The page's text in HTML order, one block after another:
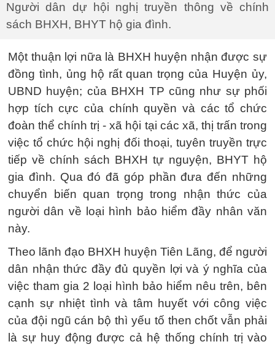
Người dân dự hội nghị truyền thông về chính
sách BHXH, BHYT hộ gia đình.
Một thuận lợi nữa là BHXH huyện nhận được sự
đồng tình, ủng hộ rất quan trọng của Huyện ủy,
UBND huyện; của BHXH TP cũng như sự phối
hợp tích cực của chính quyền và các tổ chức
đoàn thể chính trị - xã hội tại các xã, thị trấn trong
việc tổ chức hội nghị đối thoại, tuyên truyền trực
tiếp về chính sách BHXH tự nguyện, BHYT hộ
gia đình. Qua đó đã góp phần đưa đến những
chuyển biến quan trọng trong nhận thức của
người dân về loại hình bảo hiểm đầy nhân văn
này.
Theo lãnh đạo BHXH huyện Tiên Lãng, để người
dân nhận thức đầy đủ quyền lợi và ý nghĩa của
việc tham gia 2 loại hình bảo hiểm nêu trên, bên
cạnh sự nhiệt tình và tâm huyết với công việc
của đội ngũ cán bộ thì yếu tố then chốt vẫn phải
là sự huy động được cả hệ thống chính trị vào